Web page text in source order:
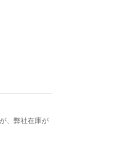
、弊社在庫が